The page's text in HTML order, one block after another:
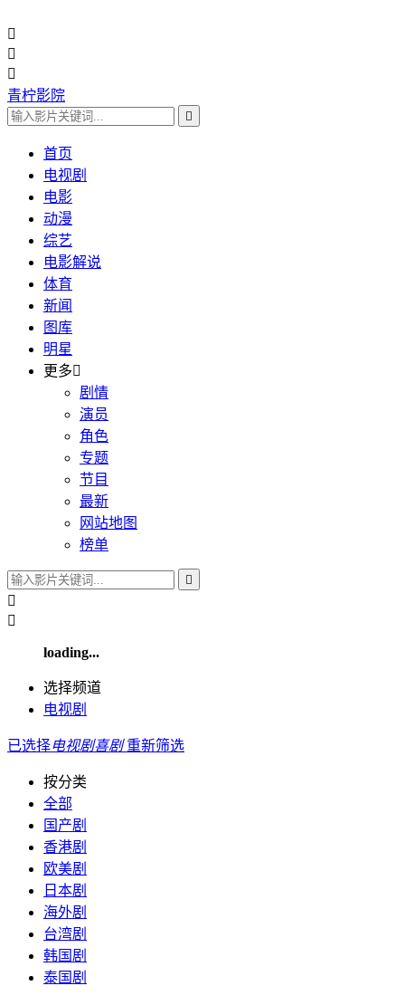



青柠影院

首页
电视剧
电影
动漫
综艺
电影解说
体育
新闻
图库
明星
更多
剧情
演员
角色
专题
节目
最新
网站地图
榜单



loading...
选择频道
电视剧
已选择电视剧喜剧重新筛选
按分类
全部
国产剧
香港剧
欧美剧
日本剧
海外剧
台湾剧
韩国剧
泰国剧